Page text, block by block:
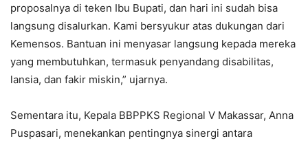
proposalnya di teken Ibu Bupati, dan hari ini sudah bisa
langsung disalurkan. Kami bersyukur atas dukungan dari
Kemensos. Bantuan ini menyasar langsung kepada mereka
yang membutuhkan, termasuk penyandang disabilitas,
lansia, dan fakir miskin,” ujarnya.
Sementara itu, Kepala BBPPKS Regional V Makassar, Anna
Puspasari, menekankan pentingnya sinergi antara